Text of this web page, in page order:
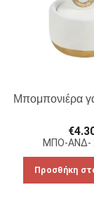
Μπομπονιέρα
€
ΜΠΟ-ΑΝΔ-
Προσθήκη